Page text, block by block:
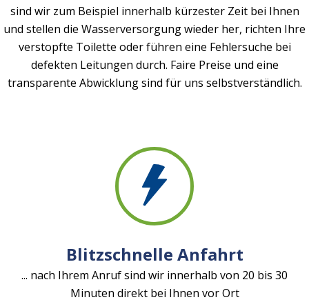
sind wir zum Beispiel innerhalb kürzester Zeit bei Ihnen
und stellen die Wasserversorgung wieder her, richten Ihre
verstopfte Toilette oder führen eine Fehlersuche bei
defekten Leitungen durch. Faire Preise und eine
transparente Abwicklung sind für uns selbstverständlich.
Blitzschnelle Anfahrt
... nach Ihrem Anruf sind wir innerhalb von 20 bis 30
Minuten direkt bei Ihnen vor Ort